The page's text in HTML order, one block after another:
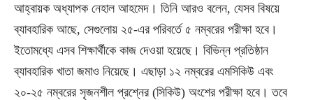
আহ্বায়ক অধ্যাপক নেহাল আহমেদ। তিনি আরও বলেন, যেসব বিষয়ে
ব্যাবহারিক আছে, সেগুলোয় ২৫-এর পরিবর্তে ৫ নম্বরের পরীক্ষা হবে।
ইতোমধ্যে এসব শিক্ষার্থীকে কাজ দেওয়া হয়েছে। বিভিন্ন প্রতিষ্ঠান
ব্যাবহারিক খাতা জমাও নিয়েছে। এছাড়া ১২ নম্বরের এমসিকিউ এবং
২০-২৫ নম্বরের সৃজনশীল প্রশ্নের (সিকিউ) অংশের পরীক্ষা হবে। তবে